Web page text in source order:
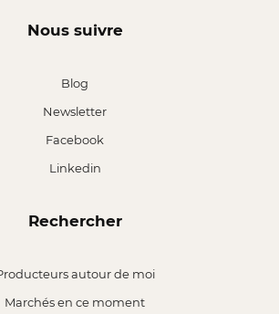
Nous suivre
Blog
Newsletter
Facebook
Linkedin
Rechercher
autour de moi
Marchés en ce moment